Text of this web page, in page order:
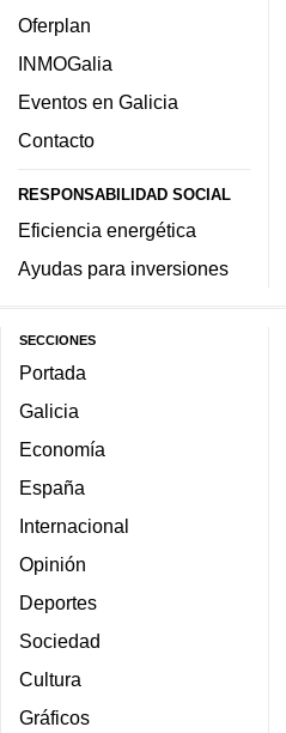
Oferplan
INMOGalia
Eventos en Galicia
Contacto
RESPONSABILIDAD SOCIAL
Eficiencia energética
Ayudas para inversiones
SECCIONES
Portada
Galicia
Economía
España
Internacional
Opinión
Deportes
Sociedad
Cultura
Gráficos